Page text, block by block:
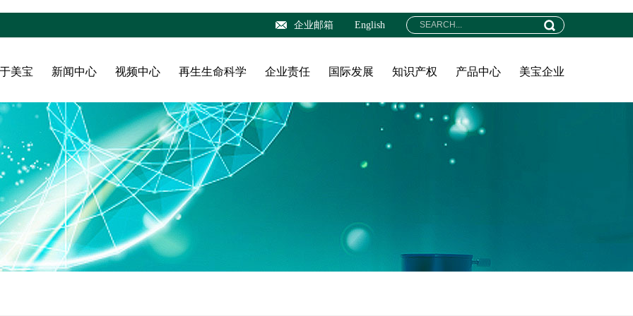
English
企业邮箱
美宝 新闻中心 视频中心 再生生命科学 企业责任 国际发展 知识产权 产品中心 美宝企业